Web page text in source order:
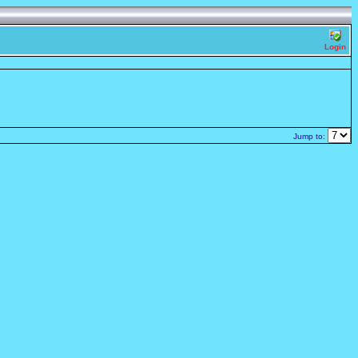
Login
Jump to: